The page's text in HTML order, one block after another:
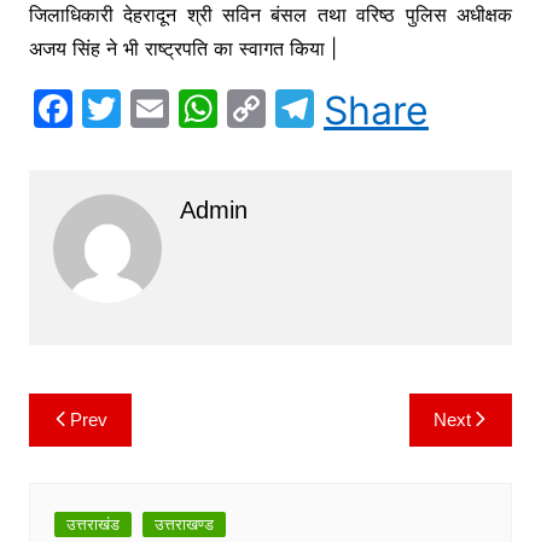
जिलाधिकारी देहरादून श्री सविन बंसल तथा वरिष्ठ पुलिस अधीक्षक
अजय सिंह ने भी राष्ट्रपति का स्वागत किया |
F
c
e
b
o
T
itt
er
E W
s
C T
el
Share
Admin
Post
navigation
Prev Next
उत्तराखंड उत्तराखण्ड